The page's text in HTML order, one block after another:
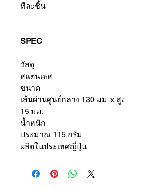
ทีละชิ้น
SPEC
วัสดุ
สแตนเลส
ขนาด
เส้นผ่านศูนย์กลาง 130 มม. x สูง
15 มม.
น้ำหนัก
ประมาณ 115 กรัม
ผลิตในประเทศญี่ปุ่น